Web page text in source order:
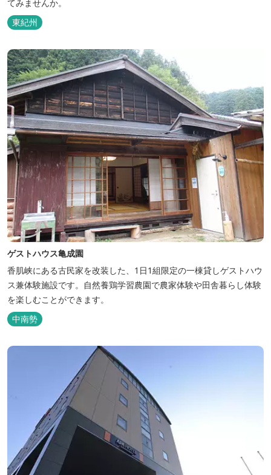
てみませんか。
東紀州
ゲストハウス亀成園
香肌峡にある古民家を改装した、1日1組限定の一棟貸しゲストハウ
ス兼体験施設です。​自然養鶏学習農園で農家体験や田舎暮らし体験
を楽しむことができます。
中南勢